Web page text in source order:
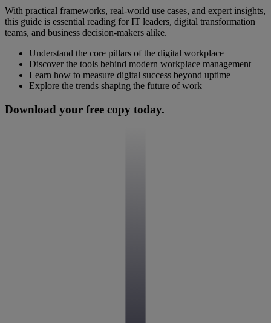
With practical frameworks, real-world use cases, and expert insights,
this guide is essential reading for IT leaders, digital transformation
teams, and business decision-makers alike.
Understand the core pillars of the digital workplace
Discover the tools behind modern workplace management
Learn how to measure digital success beyond uptime
Explore the trends shaping the future of work
Download your free copy today.